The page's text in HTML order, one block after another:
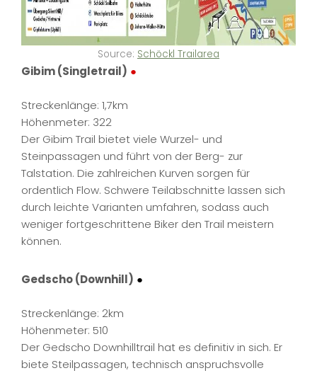
Source: Schöckl Trailarea
Gibim (Singletrail) ●
Streckenlänge: 1,7km
Höhenmeter: 322
Der Gibim Trail bietet viele Wurzel- und
Steinpassagen und führt von der Berg- zur
Talstation. Die zahlreichen Kurven sorgen für
ordentlich Flow. Schwere Teilabschnitte lassen sich
durch leichte Varianten umfahren, sodass auch
weniger fortgeschrittene Biker den Trail meistern
können.
Gedscho (Downhill) ●
Streckenlänge: 2km
Höhenmeter: 510
Der Gedscho Downhilltrail hat es definitiv in sich. Er
biete Steilpassagen, technisch anspruchsvolle